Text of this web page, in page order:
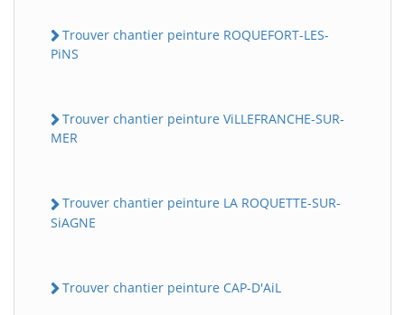
Trouver chantier peinture ROQUEFORT-LES-
PiNS
Trouver chantier peinture ViLLEFRANCHE-SUR-
MER
Trouver chantier peinture LA ROQUETTE-SUR-
SiAGNE
Trouver chantier peinture CAP-D'AiL